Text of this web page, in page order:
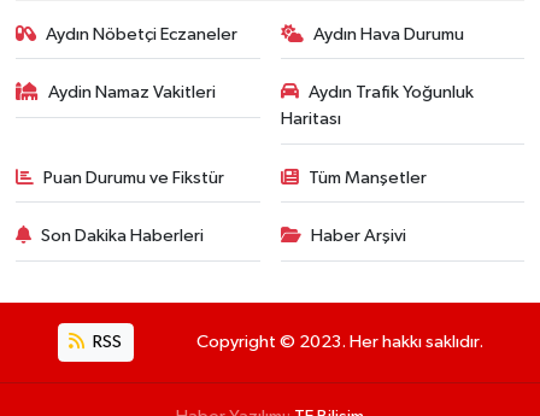
Aydın Nöbetçi Eczaneler Aydın Hava Durumu
Aydin Namaz Vakitleri
Aydın Trafik Yoğunluk
Haritası
Puan Durumu ve Fikstür Tüm Manşetler
Son Dakika Haberleri Haber Arşivi
RSS Copyright © 2023. Her hakkı saklıdır.